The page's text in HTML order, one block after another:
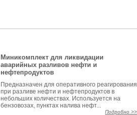
Миникомплект для ликвидации
аварийных разливов нефти и
нефтепродуктов
Предназначен для оперативного реагирования
при разливе нефти и нефтепродуктов в
небольших количествах. Используется на
бензовозах, пунктах налива нефт...
Подробно >>